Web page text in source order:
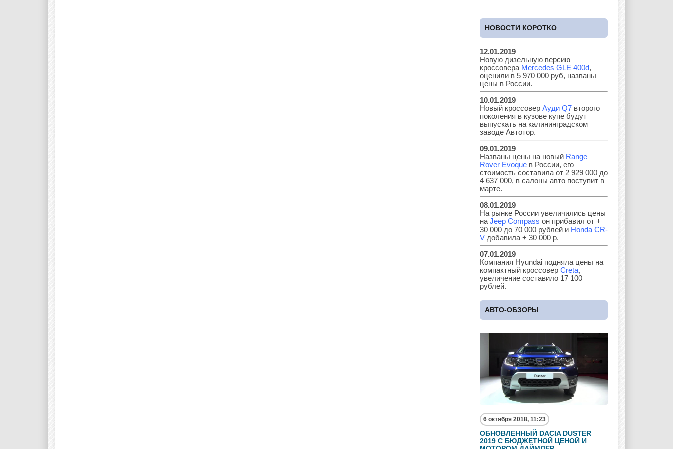
Great Wall GAC
Geely Holden Honda
Hyundai Infiniti JAC
Jaguar Jeep
Lada Lamborghini Lancia
Land Rover
Lotus Lincoln Maserati
Mazda
Mercury Mini Mitsubishi
Nissan Opel Pagani
НОВОСТИ КОРОТКО
12.01.2019
Новую дизельную версию
кроссовера Mercedes GLE 400d,
оценили в 5 970 000 руб, названы
цены в России.
10.01.2019
Новый кроссовер Ауди Q7 второго
поколения в кузове купе будут
выпускать на калининградском
заводе Автотор.
09.01.2019
Названы цены на новый Range
Rover Evoque в России, его
стоимость составила от 2 929 000 до
4 637 000, в салоны авто поступит в
марте.
08.01.2019
На рынке России увеличились цены
на Jeep Compass он прибавил от +
30 000 до 70 000 рублей и Honda CR-
V добавила + 30 000 р.
07.01.2019
Компания Hyundai подняла цены на
компактный кроссовер Creta,
увеличение составило 17 100
рублей.
АВТО-ОБЗОРЫ
6 октября 2018, 11:23
ОБНОВЛЕННЫЙ DACIA DUSTER
2019 С БЮДЖЕТНОЙ ЦЕНОЙ И